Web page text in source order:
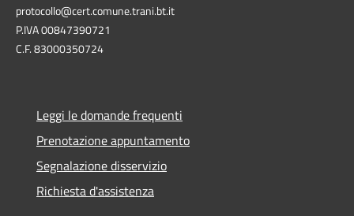
protocollo@cert.comune.trani.bt.it
P.IVA 00847390721
C.F. 83000350724
Leggi le domande frequenti
Prenotazione appuntamento
Segnalazione disservizio
Richiesta d'assistenza